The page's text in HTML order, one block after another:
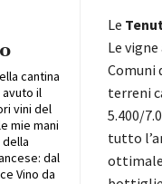
cantina
il
vini del
mie mani
dal
Vino da
Le
Le
Comuni
terreni
5.400/
tutto
ottimale